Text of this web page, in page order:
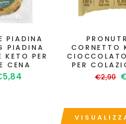
PIADINA
PIADINA
KETO PER
CENA
CORNETTO
PER
Prezzo
€2,90